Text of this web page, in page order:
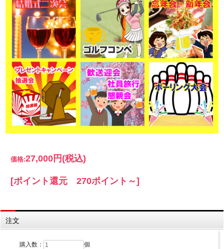
価格:27,000円 (税込)
[ポイント還元 270ポイント～]
注文
購入数： 個